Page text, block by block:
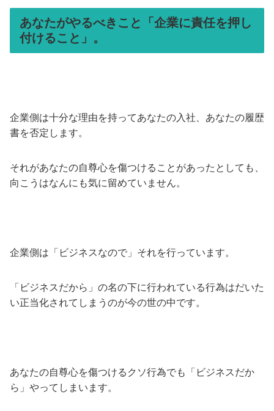
あなたがやるべきこと「企業に責任を押し
付けること」。
企業側は十分な理由を持ってあなたの入社、あなたの履歴
書を否定します。
それがあなたの自尊心を傷つけることがあったとしても、
向こうはなんにも気に留めていません。
企業側は「ビジネスなので」それを行っています。
「ビジネスだから」の名の下に行われている行為はだいた
い正当化されてしまうのが今の世の中です。
あなたの自尊心を傷つけるクソ行為でも「ビジネスだか
ら」やってしまいます。